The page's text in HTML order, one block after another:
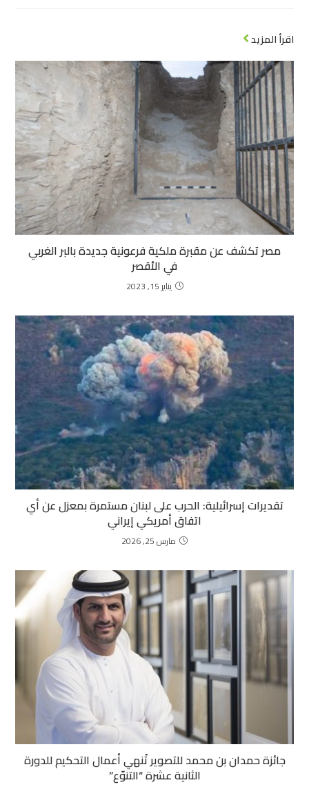
اقرأ المزيد
مصر تكشف عن مقبرة ملكية فرعونية جديدة بالبر الغربي
في الأقصر
يناير 15, 2023
تقديرات إسرائيلية: الحرب على لبنان مستمرة بمعزل عن أي
اتفاق أمريكي إيراني
مارس 25, 2026
جائزة حمدان بن محمد للتصوير تُنهي أعمال التحكيم للدورة
الثانية عشرة “التنوّع”